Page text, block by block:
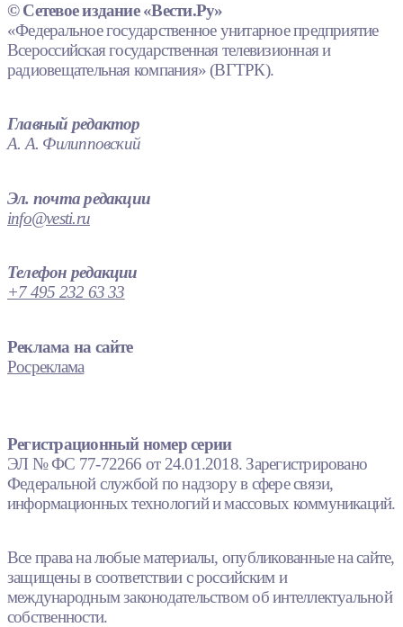
© Сетевое издание «Вести.Ру»
«Федеральное государственное унитарное предприятие
Всероссийская государственная телевизионная и
радиовещательная компания» (ВГТРК).
Главный редактор
А. А. Филипповский
Эл. почта редакции
info@vesti.ru
Телефон редакции
+7 495 232 63 33
Реклама на сайте
Росреклама
Регистрационный номер серии
ЭЛ № ФС 77-72266 от 24.01.2018. Зарегистрировано
Федеральной службой по надзору в сфере связи,
информационных технологий и массовых коммуникаций.
Все права на любые материалы, опубликованные на сайте,
защищены в соответствии с российским и
международным законодательством об интеллектуальной
собственности.